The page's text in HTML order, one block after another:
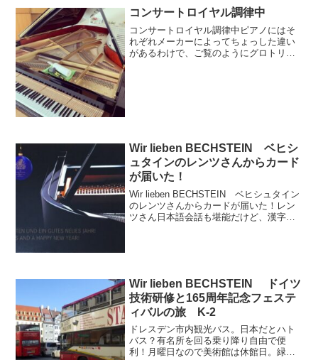
コンサートロイヤル調律中
コンサートロイヤル調律中ピアノにはそ
れぞれメーカーによってちょっした違い
があるわけで、ご覧のようにグロトリア
Wir lieben BECHSTEIN ベヒシ
ュタインのレンツさんからカード
が届いた！
Wir lieben BECHSTEIN ベヒシュタイン
のレンツさんからカードが届いた！レン
ツさん日本語会話も堪能だけど、漢字も
Wir lieben BECHSTEIN ドイツ
技術研修と165周年記念フェステ
ィバルの旅 K-2
ドレスデン市内観光バス。日本だとハト
バス？有名所を回る乗り降り自由で便
利！月曜日なので美術館は休館日。緑の